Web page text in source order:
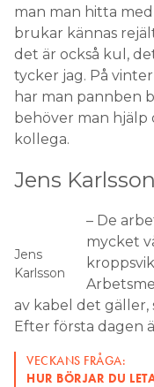
man man hitta
brukar kännas
det är också kul,
tycker jag. På
har man pannben
behöver man hjälp
kollega.
Jens
Jens
Karlsson
– De
mycket
av kabel det gäller,
Efter första dagen
VECKANS FRÅGA:
HUR BÖRJAR DU